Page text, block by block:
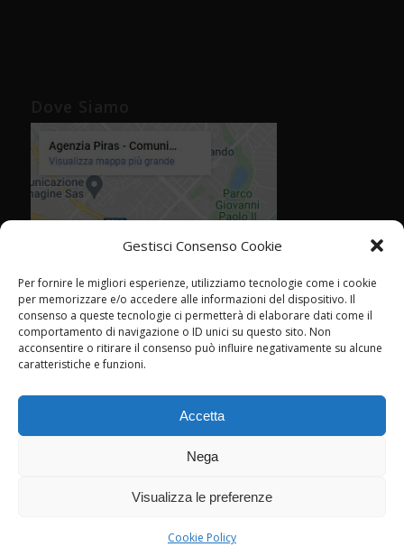
Gestisci Consenso Cookie
Per fornire le migliori esperienze, utilizziamo tecnologie come i cookie
per memorizzare e/o accedere alle informazioni del dispositivo. Il
consenso a queste tecnologie ci permetterà di elaborare dati come il
comportamento di navigazione o ID unici su questo sito. Non
acconsentire o ritirare il consenso può influire negativamente su alcune
caratteristiche e funzioni.
Accetta
Nega
Visualizza le preferenze
Cookie Policy
© Agenzia Piras - Rimini - CF P.IVA 02358760409 -